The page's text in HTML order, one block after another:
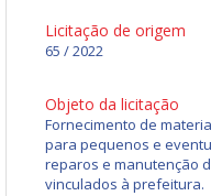
Licitação de origem
65 / 2022
Objeto da licitação
Fornecimento de
para pequenos e
reparos e manutenção
vinculados à prefeitura.